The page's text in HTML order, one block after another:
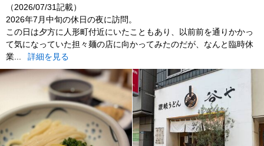
（2026/07/31記載）
2026年7月中旬の休日の夜に訪問。
この日は夕方に人形町付近にいたこともあり、以前前を通りかかっ
て気になっていた担々麺の店に向かってみたのだが、なんと臨時休
業...
詳細を見る